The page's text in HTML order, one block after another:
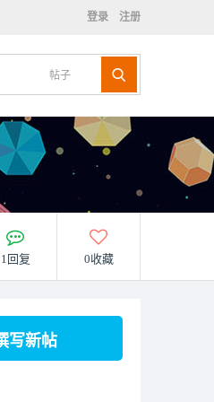
登录 注册
帖子
1回复 0收藏
写新帖